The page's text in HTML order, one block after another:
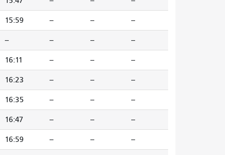
15:59 -- -- --
-- -- -- --
16:11 -- -- --
16:23 -- -- --
16:35 -- -- --
16:47 -- -- --
16:59 -- -- --